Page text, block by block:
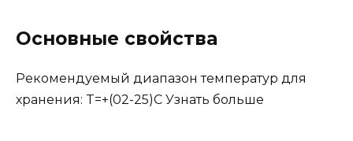
Основные свойства
Рекомендуемый диапазон температур для
хранения: T=+(02-25)C Узнать больше